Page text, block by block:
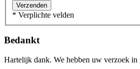
Verzenden
* Verplichte velden
Bedankt
Hartelijk dank. We hebben uw verzoek in